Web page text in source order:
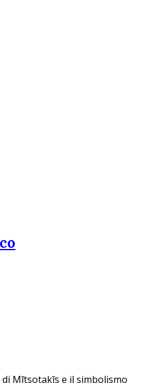
Mītsotakīs e il simbolismo